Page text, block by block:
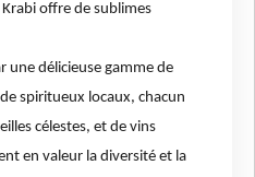
offre de sublimes
une délicieuse gamme de
spiritueux locaux, chacun
célestes, et de vins
en valeur la diversité et la